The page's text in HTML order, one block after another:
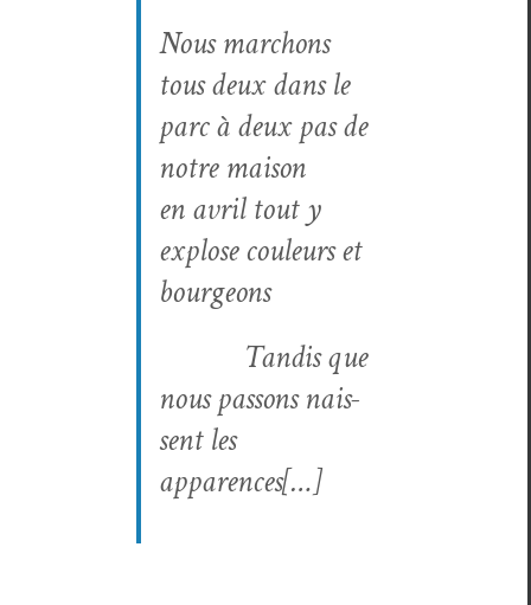
Nous mar­chons
tous deux dans le
parc à deux pas de
notre maison
en avril tout y
explose couleurs et
bourgeons
Tan­dis que
nous pas­sons nais­
sent les
apparences[…]